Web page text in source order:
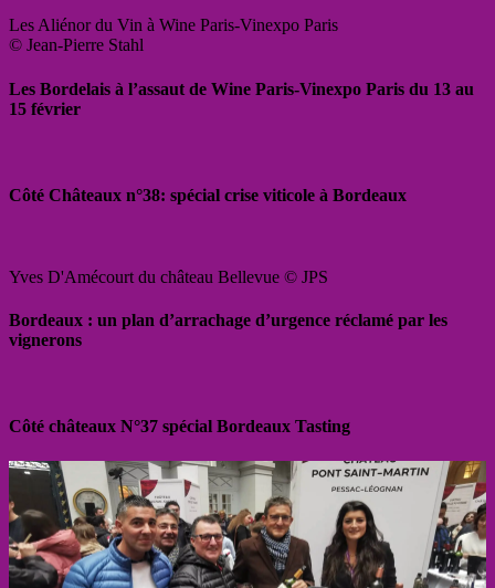
Les Aliénor du Vin à Wine Paris-Vinexpo Paris
© Jean-Pierre Stahl
Les Bordelais à l’assaut de Wine Paris-Vinexpo Paris du 13 au
15 février
Côté Châteaux n°38: spécial crise viticole à Bordeaux
Yves D'Amécourt du château Bellevue © JPS
Bordeaux : un plan d’arrachage d’urgence réclamé par les
vignerons
Côté châteaux N°37 spécial Bordeaux Tasting